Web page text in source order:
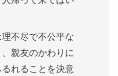
理不尽で不公平な
親友のかわりに
れることを決意